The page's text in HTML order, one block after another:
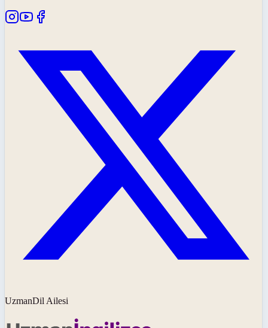
UzmanDil Ailesi